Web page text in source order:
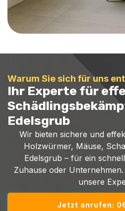
Warum Sie sich für uns
Ihr Experte für
Edelsgrub
Wir bieten sichere und
Holzwürmer, Mäuse,
Edelsgrub – für ein
Zuhause oder
unsere
Jetzt anrufen: